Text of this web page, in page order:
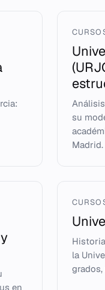
su
Madrid.
en
la